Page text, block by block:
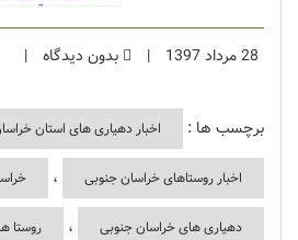
ارزی برای آبرسانی
روستاهای
جنوبی اختصاص
28 مرداد 1397 | بدون دیدگاه |
برچسب ها : اخبار دهیاری های استان
اخبار روستاهای خراسان جنوبی ،
دهیاری های خراسان جنوبی ، روستا